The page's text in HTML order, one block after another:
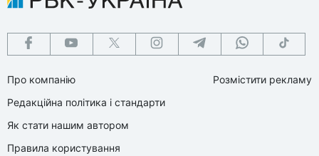
Про компанію
Редакційна політика і стандарти
Як стати нашим автором
Правила користування
Розмістити рекламу